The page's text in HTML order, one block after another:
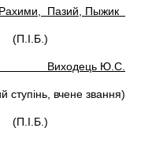
Пазий, Пыжик
Ю.С.
ступінь, вчене звання)